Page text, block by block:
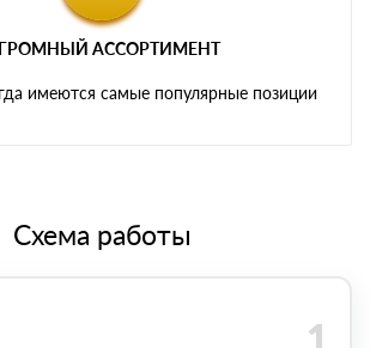
АССОРТИМЕНТ
имеются самые популярные позиции
Схема работы